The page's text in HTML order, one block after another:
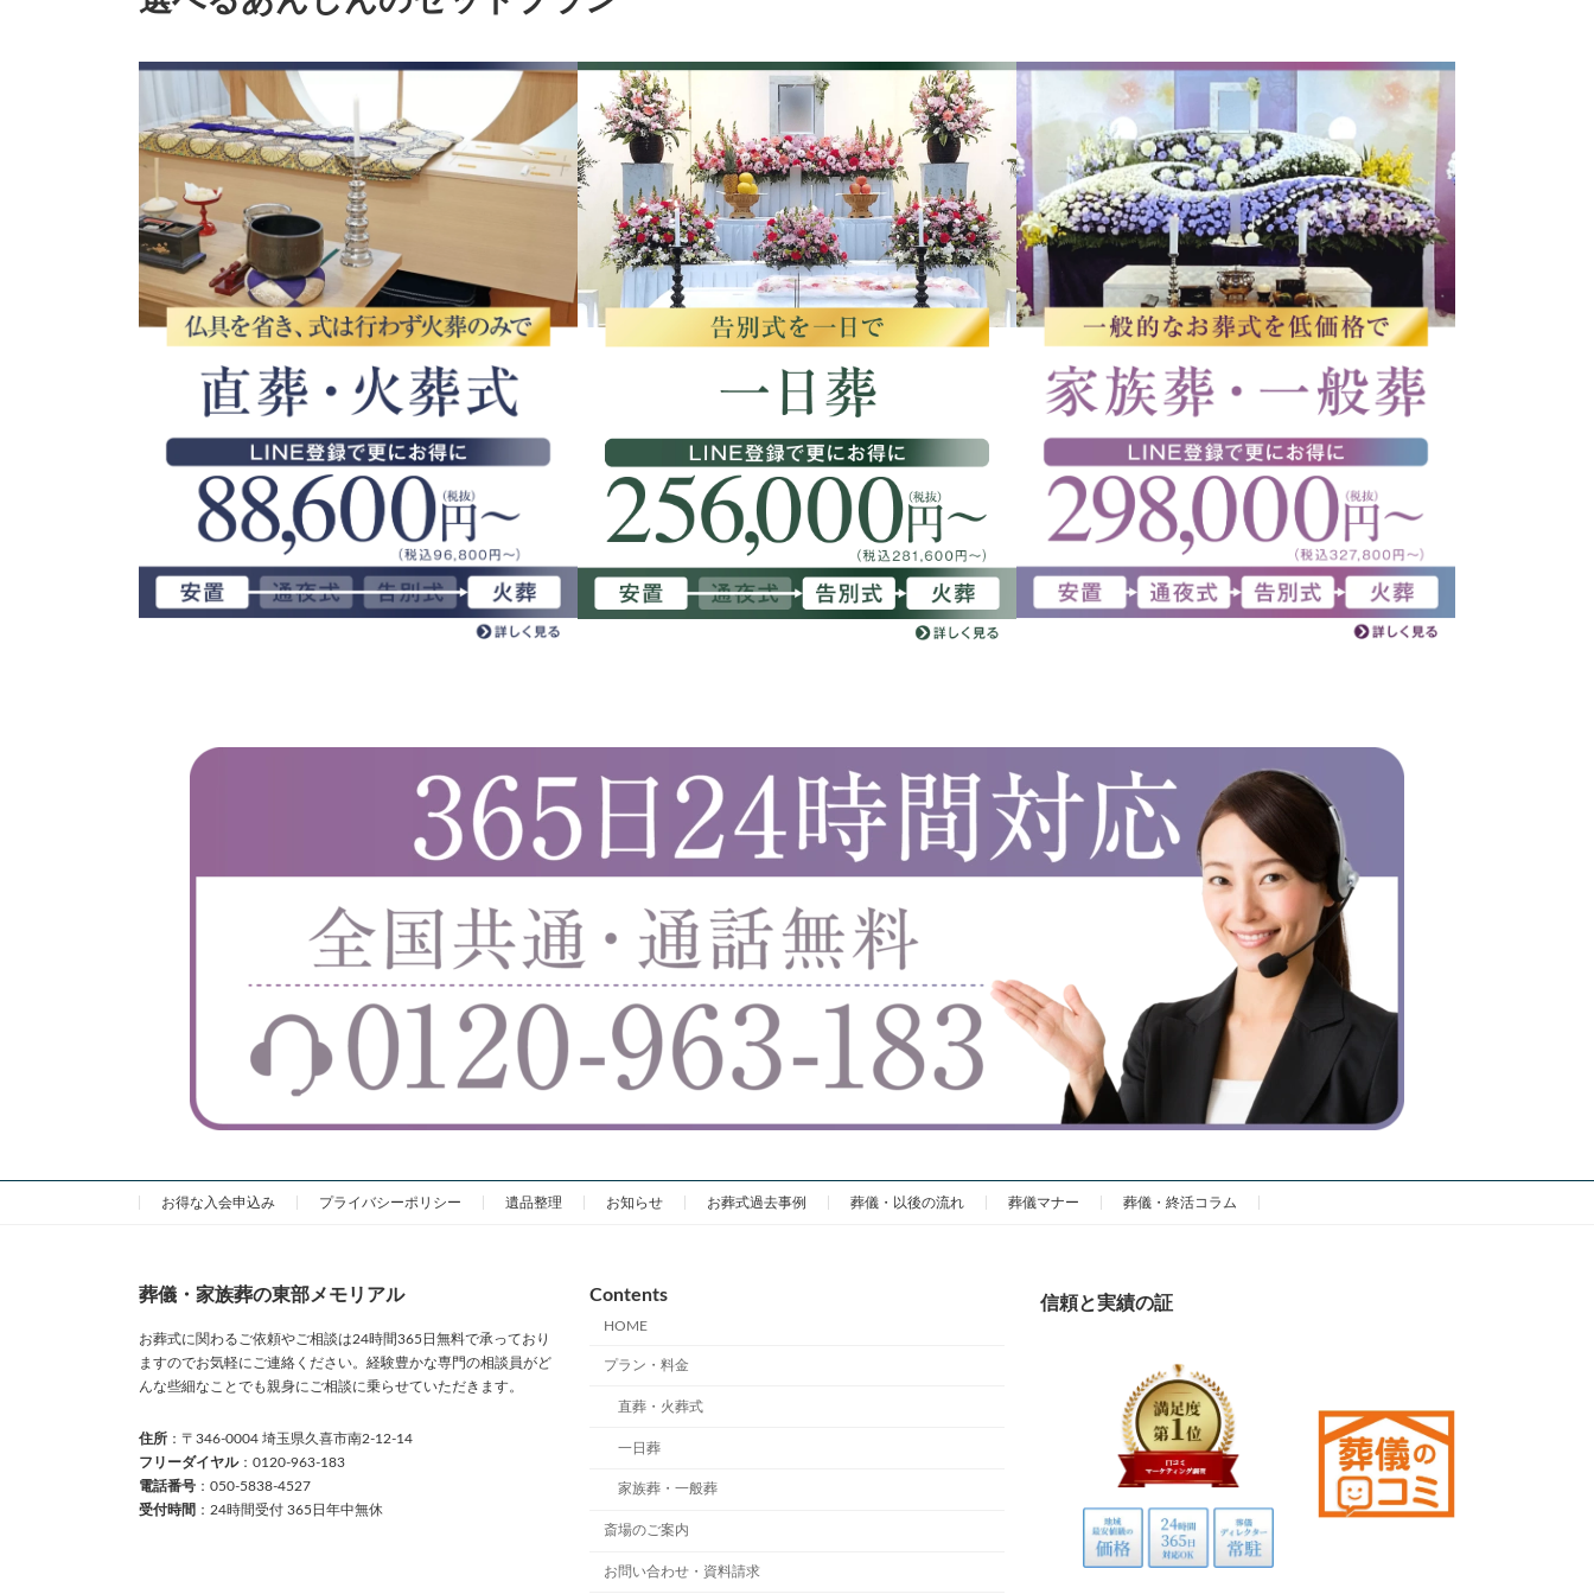
お得な入会申込み プライバシーポリシー 遺品整理 お知らせ お葬式過去事例 葬儀・以後の流れ 葬儀マナー 葬儀・終活コラム
葬儀・家族葬の東部メモリアル
お葬式に関わるご依頼やご相談は24時間365日無料で承っており
ますのでお気軽にご連絡ください。経験豊かな専門の相談員がど
んな些細なことでも親身にご相談に乗らせていただきます。
住所 ：〒346-0004 埼玉県久喜市南2-12-14
フリーダイヤル：0120-963-183
電話番号 ：050-5838-4527
受付時間 ：24時間受付 365日年中無休
Contents
HOME
プラン・料金
直葬・火葬式
一日葬
家族葬・一般葬
斎場のご案内
お問い合わせ・資料請求
信頼と実績の証